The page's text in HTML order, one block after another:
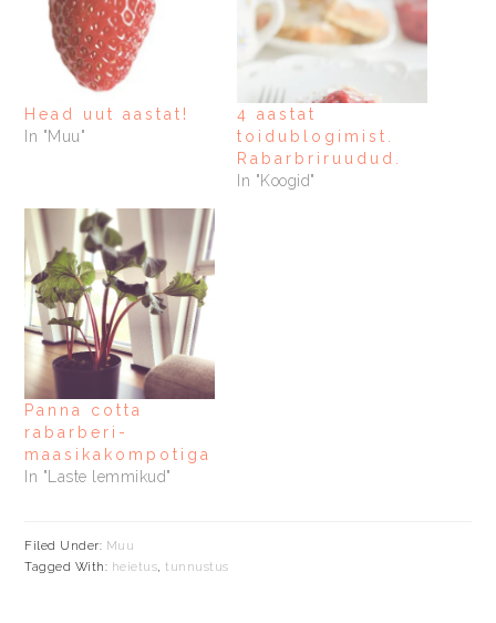
Head uut aastat!
In "Muu"
4 aastat
toidublogimist.
Rabarbriruudud.
In "Koogid"
Panna cotta
rabarberi-
maasikakompotiga
In "Laste lemmikud"
Filed Under: Muu
Tagged With: heietus, tunnustus